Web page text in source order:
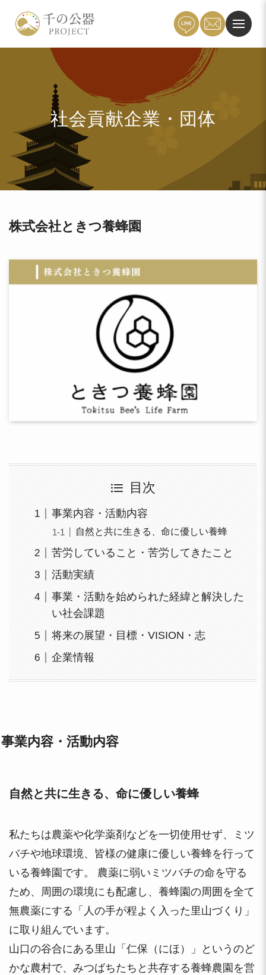
社会貢献企業・団体
株式会社ときつ養蜂園
目次
事業内容・活動内容
自然と共に生きる、命に優しい養蜂
苦労していること・苦労してきたこと
活動実績
事業・活動を始められた経緯と解決した
い社会課題
将来の展望・目標・VISION・志
企業情報
事業内容・活動内容
自然と共に生きる、命に優しい養蜂
私たちは農薬や化学薬剤などを一切使用せず、ミツ
バチや地球環境、皆様の健康に優しい養蜂を行って
いる養蜂園です。 農薬に弱いミツバチの命を守る
ため、周囲の環境にも配慮し、養蜂園の周囲を全て
無農薬にする「人の手が程よく入った里山づくり」
に取り組んでいます。
山口の谷合にある里山「仁保（にほ）」というのど
かな農村で、みつばちたちと共存する養蜂農園を営